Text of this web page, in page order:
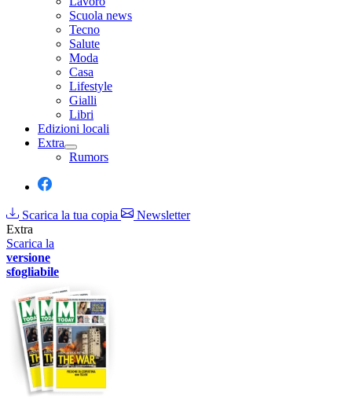
Scuola news
Tecno
Salute
Moda
Casa
Lifestyle
Gialli
Libri
Edizioni locali
Extra
Rumors
Scarica la tua copia
Newsletter
Extra
Scarica la
versione
sfogliabile